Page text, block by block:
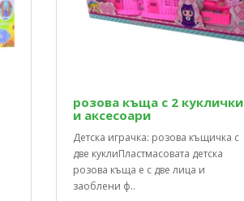
розова къща с 2 куклички
и аксесоари
Детска играчка: розова къщичка с
две куклиПластмасовата детска
розова къща е с две лица и
заоблени ф..